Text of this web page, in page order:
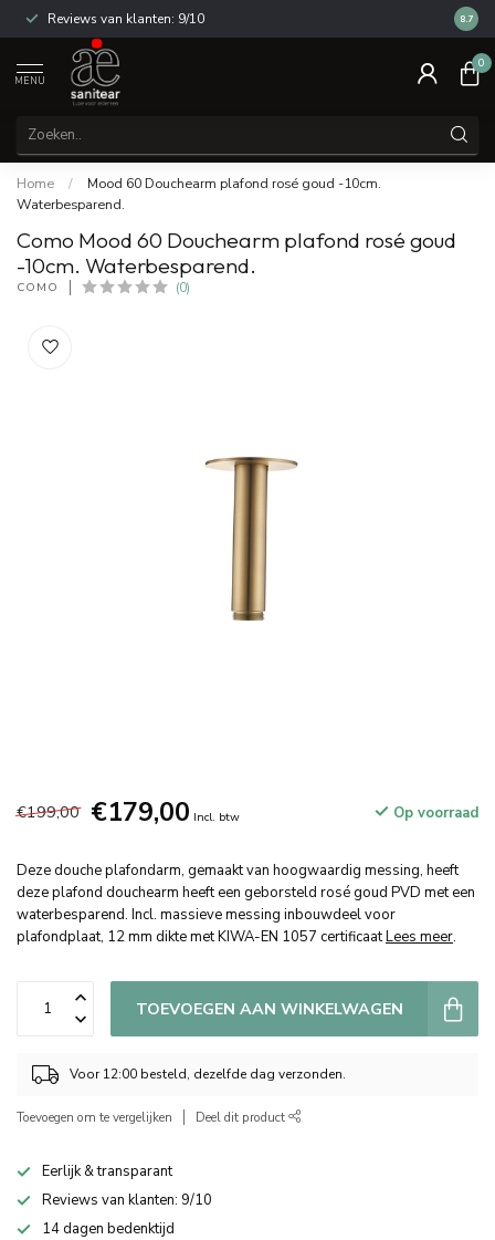
Reviews van klanten: 9/10 14
8.7
MENU
0
Home /
Mood 60 Douchearm plafond rosé goud -10cm.
Waterbesparend.
Como Mood 60 Douchearm plafond rosé goud
-10cm. Waterbesparend.
COMO (0)
€199,00 €179,00 Incl. btw Op voorraad
Deze douche plafondarm, gemaakt van hoogwaardig messing, heeft
deze plafond douchearm heeft een geborsteld rosé goud PVD met een
waterbesparend. Incl. massieve messing inbouwdeel voor
plafondplaat, 12 mm dikte met KIWA-EN 1057 certificaatLees meer.
TOEVOEGEN AAN WINKELWAGEN
Voor 12:00 besteld, dezelfde dag verzonden.
Toevoegen om te vergelijken Deel dit product
Eerlijk & transparant
Reviews van klanten: 9/10
14 dagen bedenktijd